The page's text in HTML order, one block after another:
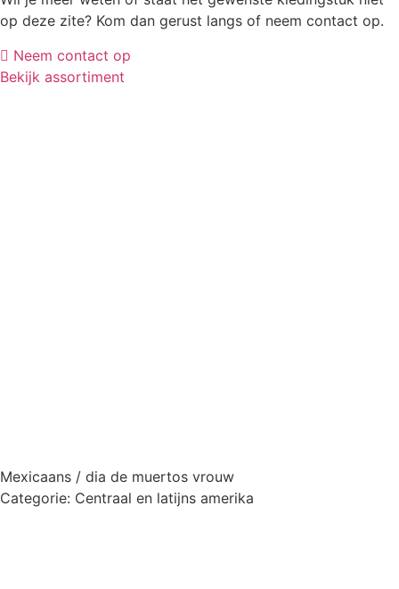
op deze zite? Kom dan gerust langs of neem contact op.
Neem contact op
Bekijk assortiment
Mexicaans / dia de muertos vrouw
Categorie: Centraal en latijns amerika